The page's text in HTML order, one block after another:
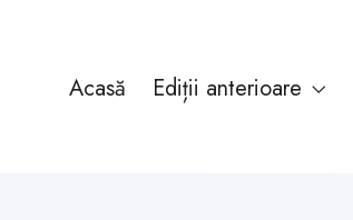
Acasă Ediții anterioare